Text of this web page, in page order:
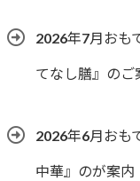
2026年7月おも
てなし膳』のご
2026年6月おも
中華』のが案内